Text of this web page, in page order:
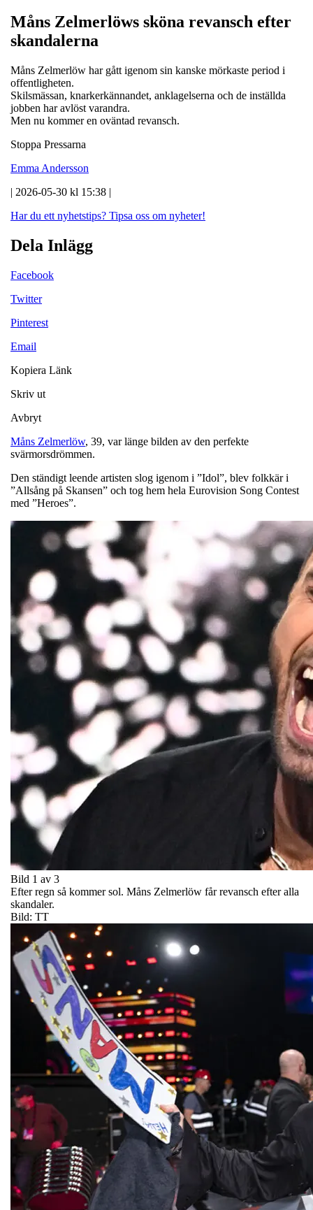
Måns Zelmerlöws sköna revansch efter
skandalerna
Måns Zelmerlöw har gått igenom sin kanske mörkaste period i
offentligheten.
Skilsmässan, knarkerkännandet, anklagelserna och de inställda
jobben har avlöst varandra.
Men nu kommer en oväntad revansch.
Stoppa Pressarna
Emma Andersson
| 2026-05-30 kl 15:38 |
Har du ett nyhetstips? Tipsa oss om nyheter!
Dela Inlägg
Facebook
Twitter
Pinterest
Email
Kopiera Länk
Skriv ut
Avbryt
Måns Zelmerlöw, 39, var länge bilden av den perfekte
svärmorsdrömmen.
Den ständigt leende artisten slog igenom i ”Idol”, blev folkkär i
”Allsång på Skansen” och tog hem hela Eurovision Song Contest
med ”Heroes”.
Bild 1 av 3
Efter regn så kommer sol. Måns Zelmerlöw får revansch efter alla
skandaler.
Bild: TT